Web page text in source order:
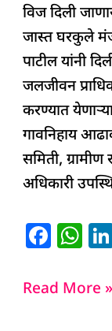
विज दिली
जास्त घरकुले
पाटील यांनी
जलजीवन
करण्यात
गावनिहाय
समिती,
अधिकारी
F
c
W
at
Read More »